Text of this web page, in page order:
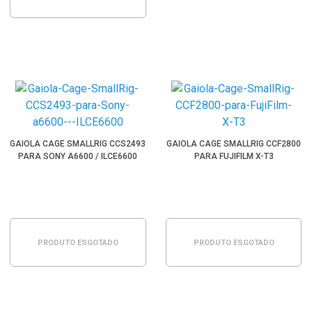
GAIOLA CAGE SMALLRIG CCS2493
PARA SONY A6600 / ILCE6600
PRODUTO ESGOTADO
GAIOLA CAGE SMALLRIG CCF2800
PARA FUJIFILM X-T3
PRODUTO ESGOTADO